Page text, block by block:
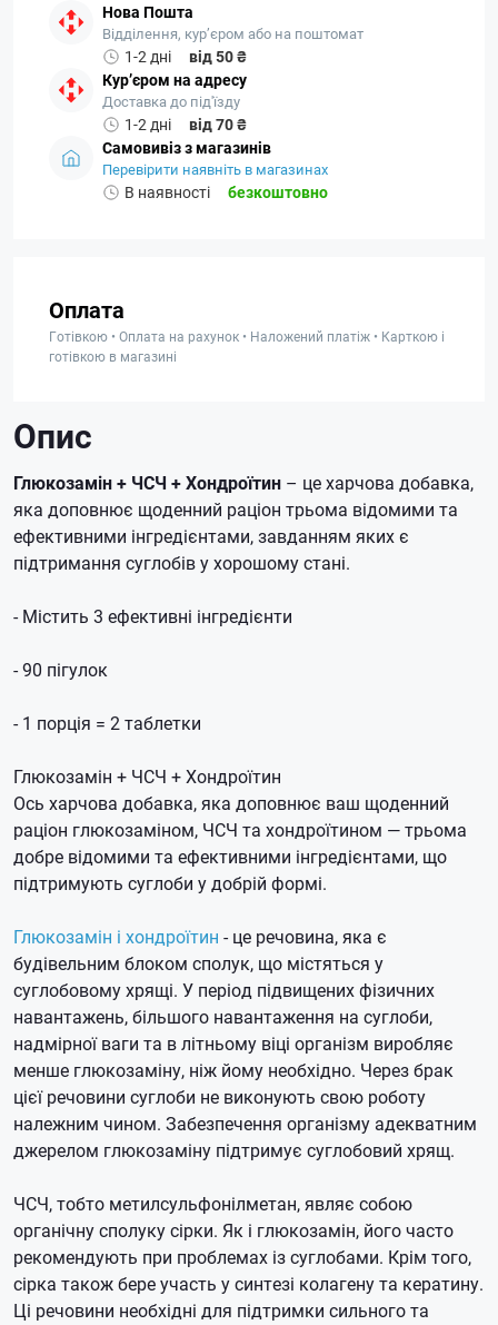
Нова Пошта
Відділення, кур’єром або на поштомат
1-2 дні
від 50 ₴
Кур’єром на адресу
Доставка до під'їзду
1-2 дні
від 70 ₴
Самовивіз з магазинів
Перевірити наявніть в магазинах
В наявності безкоштовно
Оплата
Готівкою • Оплата на рахунок • Наложений платіж • Карткою і
готівкою в магазині
Опис
Глюкозамін + ЧСЧ + Хондроїтин – це харчова добавка,
яка доповнює щоденний раціон трьома відомими та
ефективними інгредієнтами, завданням яких є
підтримання суглобів у хорошому стані.
- Містить 3 ефективні інгредієнти
- 90 пігулок
- 1 порція = 2 таблетки
Глюкозамін + ЧСЧ + Хондроїтин
Ось харчова добавка, яка доповнює ваш щоденний
раціон глюкозаміном, ЧСЧ та хондроїтином — трьома
добре відомими та ефективними інгредієнтами, що
підтримують суглоби у добрій формі.
Глюкозамін і хондроїтин - це речовина, яка є
будівельним блоком сполук, що містяться у
суглобовому хрящі. У період підвищених фізичних
навантажень, більшого навантаження на суглоби,
надмірної ваги та в літньому віці організм виробляє
менше глюкозаміну, ніж йому необхідно. Через брак
цієї речовини суглоби не виконують свою роботу
належним чином. Забезпечення організму адекватним
джерелом глюкозаміну підтримує суглобовий хрящ.
ЧСЧ, тобто метилсульфонілметан, являє собою
органічну сполуку сірки. Як і глюкозамін, його часто
рекомендують при проблемах із суглобами. Крім того,
сірка також бере участь у синтезі колагену та кератину.
Ці речовини необхідні для підтримки сильного та